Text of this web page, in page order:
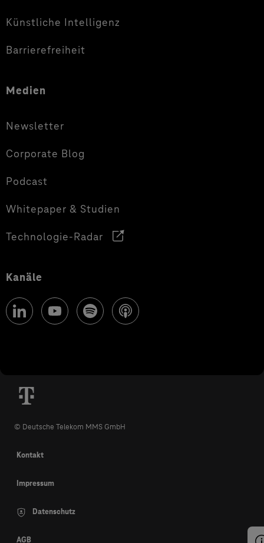
Künstliche Intelligenz
Barrierefreiheit
Medien
Newsletter
Corporate Blog
Podcast
Whitepaper & Studien
Technologie-Radar
Kanäle
© Deutsche Telekom MMS GmbH
Kontakt
Impressum
Datenschutz
AGB